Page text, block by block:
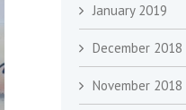
January 2019
December 2018
November 2018